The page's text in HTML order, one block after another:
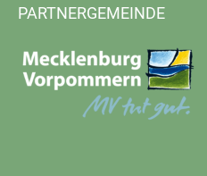
PARTNERGEMEINDE